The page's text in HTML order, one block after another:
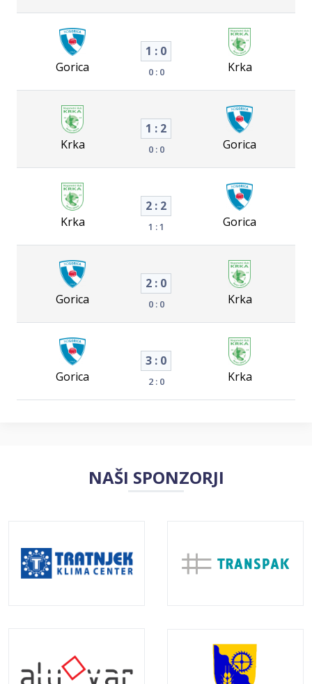
Gorica
1 : 0
0 : 0 Krka
Krka
1 : 2
0 : 0 Gorica
Krka
2 : 2
1 : 1 Gorica
Gorica
2 : 0
0 : 0 Krka
Gorica
3 : 0
2 : 0 Krka
NAŠI SPONZORJI